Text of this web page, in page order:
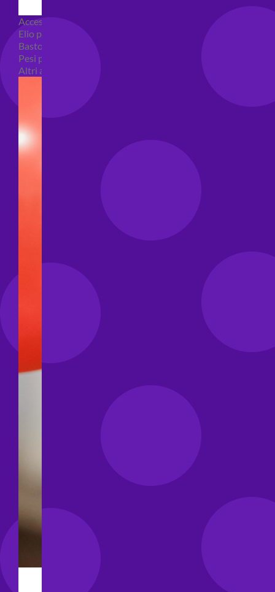
Accessori e Attrezzatura palloncini
Elio per palloncini
Bastoncini per palloncini
Pesi per palloncini
Altri accessori palloncini